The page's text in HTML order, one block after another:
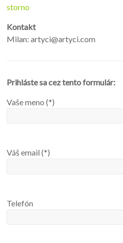
storno
Kontakt
Milan: artyci@artyci.com
Prihláste sa cez tento formulár:
Vaše meno (*)
Váš email (*)
Telefón